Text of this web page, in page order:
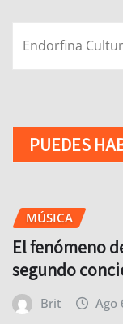
Endorfina
PUEDES
MÚSICA
El fenómeno
segundo
Brit Ago